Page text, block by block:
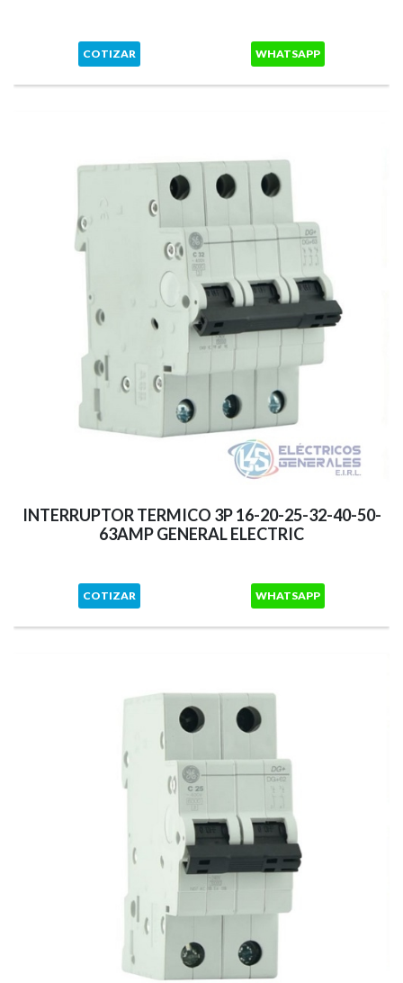
COTIZAR WHATSAPP
INTERRUPTOR TERMICO 3P 16-20-25-32-40-50-
63AMP GENERAL ELECTRIC
COTIZAR WHATSAPP